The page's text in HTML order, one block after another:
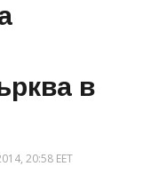
в
20:58 EET